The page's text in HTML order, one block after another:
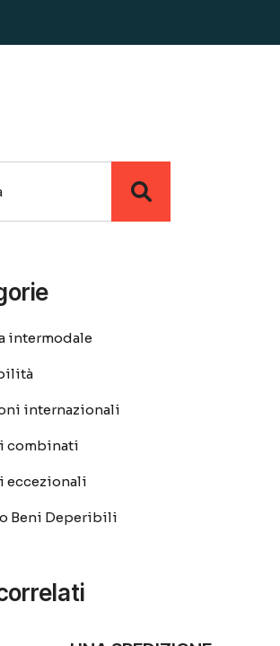
intermodale
internazionali
combinati
eccezionali
Beni Deperibili